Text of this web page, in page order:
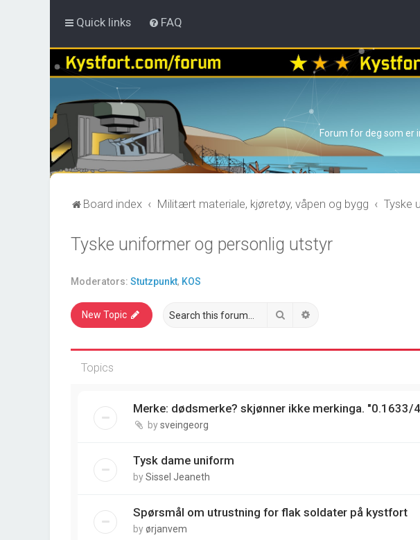
Quick links FAQ
Forum for deg som er
Board index Militært materiale, kjøretøy, våpen og bygg Tyske
Tyske uniformer og personlig utstyr
Moderators: Stutzpunkt, KOS
New Topic Search
Topics
Merke: dødsmerke? skjønner ikke merkinga. "0.1633/
bysveingeorg
Tysk dame uniform
bySissel Jeaneth
Spørsmål om utrustning for flak soldater på kystfort
byørjanvem